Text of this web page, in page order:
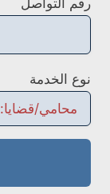
رقم التواصل
نوع الخدمة